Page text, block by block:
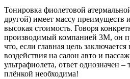
Тонировка фиолетовой
другой) имеет массу преимуществ
высокая стоимость. Говоря
производимый компанией 3M, он
что, если главная цель
воздействия на салон авто и
ультрафиолета, ответ однозначен
плёнкой необходима!